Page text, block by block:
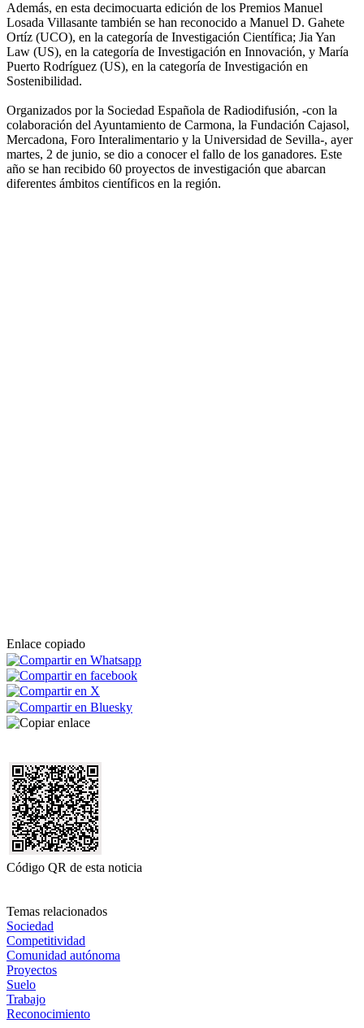
Además, en esta decimocuarta edición de los Premios Manuel
Losada Villasante también se han reconocido a Manuel D. Gahete
Ortíz (UCO), en la categoría de Investigación Científica; Jia Yan
Law (US), en la categoría de Investigación en Innovación, y María
Puerto Rodríguez (US), en la categoría de Investigación en
Sostenibilidad.
Organizados por la Sociedad Española de Radiodifusión, -con la
colaboración del Ayuntamiento de Carmona, la Fundación Cajasol,
Mercadona, Foro Interalimentario y la Universidad de Sevilla-, ayer
martes, 2 de junio, se dio a conocer el fallo de los ganadores. Este
año se han recibido 60 proyectos de investigación que abarcan
diferentes ámbitos científicos en la región.
Enlace copiado
Código QR de esta noticia
Temas relacionados
Sociedad
Competitividad
Comunidad autónoma
Proyectos
Suelo
Trabajo
Reconocimiento